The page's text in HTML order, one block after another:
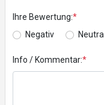
Ihre Bewertung:*
Negativ
Neutral
Info / Kommentar:*